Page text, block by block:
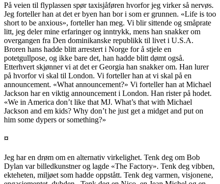
På veien til flyplassen spør taxisjåføren hvorfor jeg virker så nervøs.
Jeg forteller han at det er byen han bor i som er grunnen. «Life is too
short to be anxious», forteller han meg. Vi blir sittende og småprate
litt, jeg deler mine erfaringer og inntrykk, mens han snakker om
overgangen fra Den dominikanske republikk til livet i U.S.A.
Broren hans hadde blitt arrestert i Norge for å stjele en
potetgullpose, og ikke bare det, han hadde blitt dømt også.
Etterhvert skjønner vi at det er Georgia han snakker om. Han lurer
på hvorfor vi skal til London. Vi forteller han at vi skal på en
announcement. «What announcement?» Vi forteller han at Michael
Jackson har en viktig announcement i London. Han rister på hodet.
«We in America don’t like that MJ. What’s that with Michael
Jackson and em kids? Why don’t he just get a midget and put on
him some dypers or something?»
¤
Jeg har en drøm om en alternativ virkelighet. Tenk deg om Bob
Dylan var billedkunstner og lagde «The Factory». Tenk deg vibben,
ekteheten, miljøet som hadde oppstått. Tenk deg varmen, visjonene,